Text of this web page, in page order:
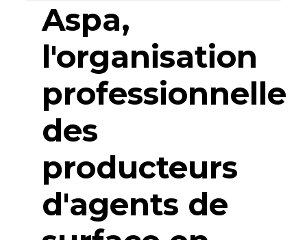
Aspa,
l'organisation
professionnelle
des
producteurs
d'agents de